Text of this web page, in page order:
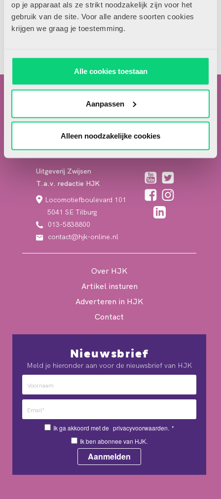
op je apparaat als ze strikt noodzakelijk zijn voor het
gebruik van de site. Voor alle andere soorten cookies
krijgen we graag je toestemming.
Alle cookies toestaan
Aanpassen
Alleen noodzakelijke cookies
ontwikkeling stimuleren
opbouwen
Nieuwsbrief
Meld je hieronder aan voor de nieuwsbrief van HJK
Ik ga akkoord met de privacyvoorwaarden. *
Ik ben abonnee van HJK.
Over HJK
Artikel insturen
Adverteren in HJK
Contact
Contactgegevens
Uitgeverij Zwijsen
T.a.v. redactie HJK
Locomotiefboulevard 101
5041 SE Tilburg
013-5838800
contact@hjk-online.nl